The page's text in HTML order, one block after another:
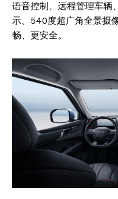
语音控制、远程管理车辆
示、540度超广角全景摄
畅、更安全。